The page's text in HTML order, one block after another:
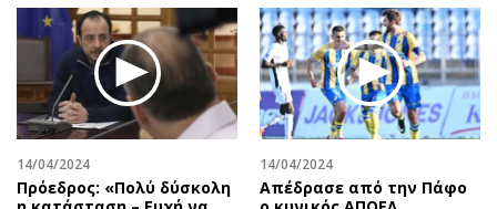
Βιβλίο
Χειρόγραφα
Προσωπικότητες στην ''Κ''
Επιστολές
14/04/2024
Πρόεδρος: «Πολύ δύσκολη
14/04/2024
Απέδρασε από την Πάφο